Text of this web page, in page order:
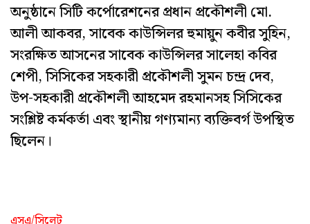
অনুষ্ঠানে সিটি কর্পোরেশনের প্রধান প্রকৌশলী মো.
আলী আকবর, সাবেক কাউন্সিলর হুমায়ুন কবীর সুহিন,
সংরক্ষিত আসনের সাবেক কাউন্সিলর সালেহা কবির
শেপী, সিসিকের সহকারী প্রকৌশলী সুমন চন্দ্র দেব,
উপ-সহকারী প্রকৌশলী আহমেদ রহমানসহ সিসিকের
সংশ্লিষ্ট কর্মকর্তা এবং স্থানীয় গণ্যমান্য ব্যক্তিবর্গ উপস্থিত
ছিলেন।